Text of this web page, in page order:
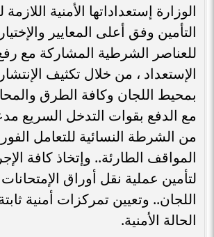
الوزارة إستعداداتها الأمنية
التأمين وفق أعلى المعايير
للعناصر الشرطية المشاركة مع
الإستعداد ، من خلال تكثيف
بمحيط اللجان وكافة الطرق
مع الدفع بقوات التدخل السريع
من الشرطة النسائية للتعامل
المواقف الطارئة.. وإتخاذ كافة
لتأمين عملية نقل أوراق
اللجان.. وتعيين تمركزات أمنية
الحالة الأمنية.